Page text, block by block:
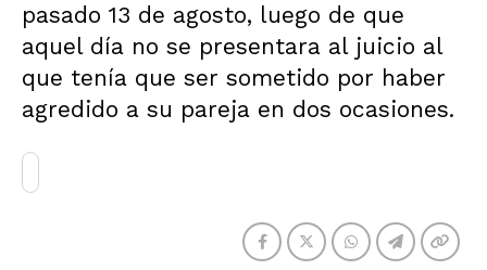
pasado 13 de agosto, luego de que
aquel día no se presentara al juicio al
que tenía que ser sometido por haber
agredido a su pareja en dos ocasiones.